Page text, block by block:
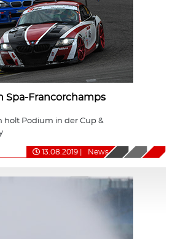
Spa-Francorchamps
Podium in der Cup &
13.08.2019 News